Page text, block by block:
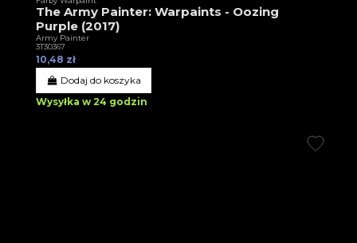
The Army Painter: Warpaints - Oozing
Purple (2017)
Army Painter
3T30367
10,48 zł
Dodaj do koszyka
Wysyłka w 24 godzin